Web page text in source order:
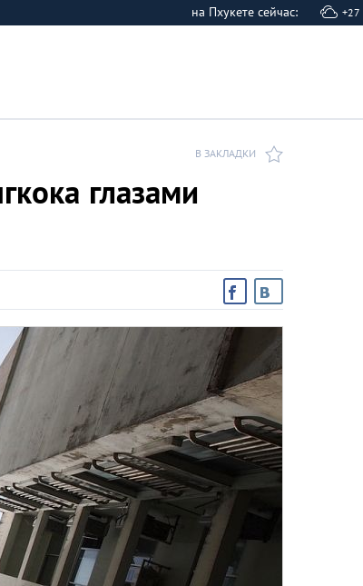
на Пхукете сейчас: +27
В ЗАКЛАДКИ
глазами